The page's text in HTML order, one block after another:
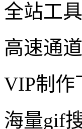
全站工
高速通道
VIP制作
海量gif